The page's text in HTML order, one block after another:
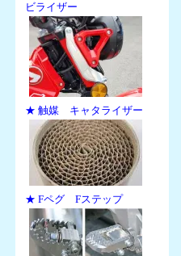
ビライザー
★ 触媒 キャタライザー
★ Fペグ Fステップ